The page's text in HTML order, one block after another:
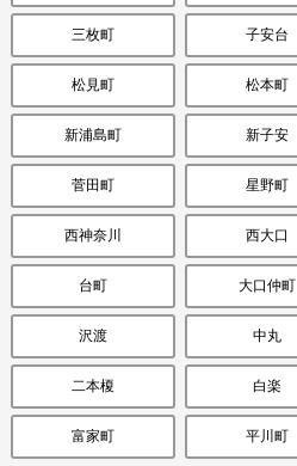
三枚町 子安台
松見町 松本町
新浦島町 新子安
菅田町 星野町
西神奈川 西大口
台町 大口仲町
沢渡 中丸
二本榎 白楽
富家町 平川町